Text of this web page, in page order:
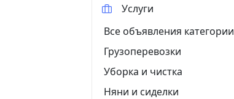
Услуги
Все объявления категории
Грузоперевозки
Уборка и чистка
Няни и сиделки